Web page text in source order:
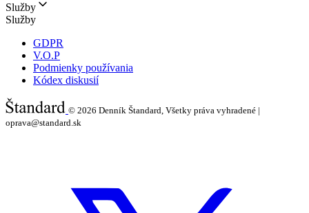
Služby
Služby
GDPR
V.O.P
Podmienky používania
Kódex diskusií
© 2026 Denník Štandard, Všetky práva vyhradené |
oprava@standard.sk